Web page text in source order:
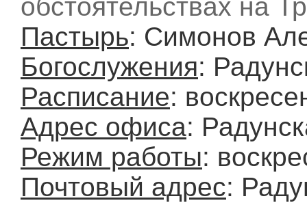
обстоятельствах на
Пастырь: Симонов
Богослужения:
Расписание:
Адрес офиса:
Режим работы:
Почтовый адрес: